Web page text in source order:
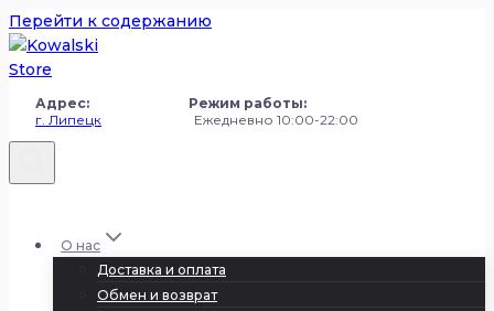
Перейти к содержанию
Адрес: Режим работы:
г. Липецк Ежедневно 10:00-22:00
О нас
Доставка и оплата
Обмен и возврат